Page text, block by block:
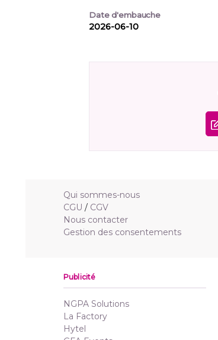
Date d'embauche
2026-06-10
Qui sommes-nous
CGU / CGV
Nous contacter
Gestion des consentements
Publicité
NGPA Solutions
La Factory
Hytel